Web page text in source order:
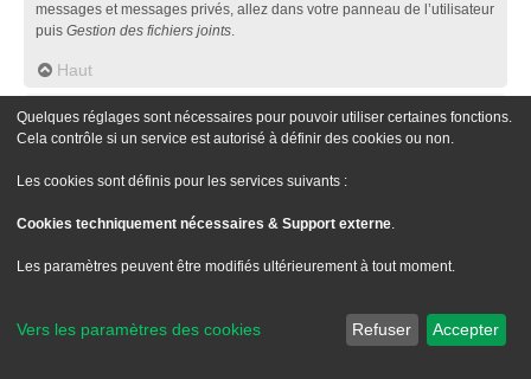
messages et messages privés, allez dans votre panneau de l’utilisateur
puis Gestion des fichiers joints.
Haut
Concernant phpBB
Ce logiciel (dans sa version non modifiée) est développé et distribué
licence publique générale GNU version 2 (GPL-2.0) et peut être diffusé
À propos de phpBB
» (en anglais).
Quelques réglages sont nécessaires pour pouvoir utiliser certaines fonctions.
Cela contrôle si un service est autorisé à définir des cookies ou non.
Les cookies sont définis pour les services suivants :
Cookies techniquement nécessaires & Support externe.
Les paramètres peuvent être modifiés ultérieurement à tout moment.
Vers les paramètres des cookies Refuser Accepter